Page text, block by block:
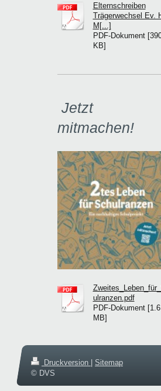
Elternschreiben
Trägerwechsel Ev.
M[...]
PDF-Dokument
KB]
Jetzt
mitmachen!
ulranzen.pdf
PDF-Dokument [1.6
MB]
Druckversion | Sitemap
© DVS